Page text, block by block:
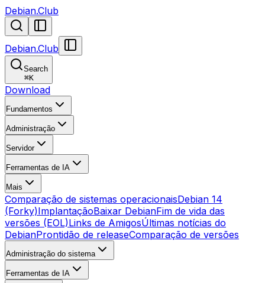
Debian.Club
Debian.Club
Search
⌘K
Download
Fundamentos
Administração
Servidor
Ferramentas de IA
Mais
Comparação de sistemas operacionaisDebian 14
(Forky)ImplantaçãoBaixar DebianFim de vida das
versões (EOL)Links de AmigosÚltimas notícias do
DebianProntidão de releaseComparação de versões
Administração do sistema
Ferramentas de IA